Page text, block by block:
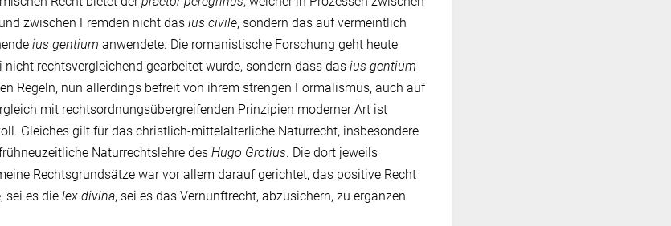
zwischen Fremden nicht das ius civile, sondern das auf vermeintlich
ius gentium anwendete. Die romanistische Forschung geht heute
rechtsvergleichend gearbeitet wurde, sondern dass das ius gentium
Regeln, nun allerdings befreit von ihrem strengen Formalismus, auch auf
mit rechtsordnungsübergreifenden Prinzipien moderner Art ist
Gleiches gilt für das christlich-mittelalterliche Naturrecht, insbesondere
Naturrechtslehre des Hugo Grotius. Die dort jeweils
Rechtsgrundsätze war vor allem darauf gerichtet, das positive Recht
sei es die lex divina, sei es das Vernunftrecht, abzusichern, zu ergänzen